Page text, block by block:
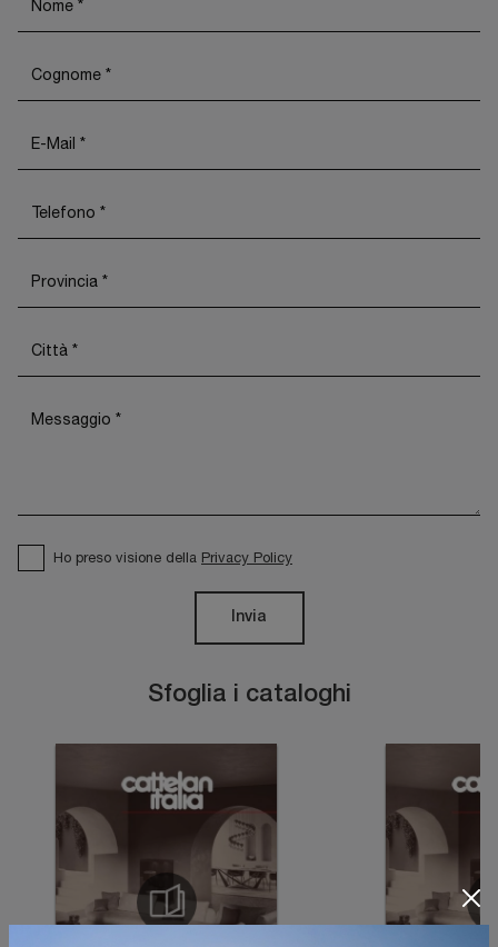
Sfoglia i cataloghi
Ho preso visione della Privacy Policy
Invia